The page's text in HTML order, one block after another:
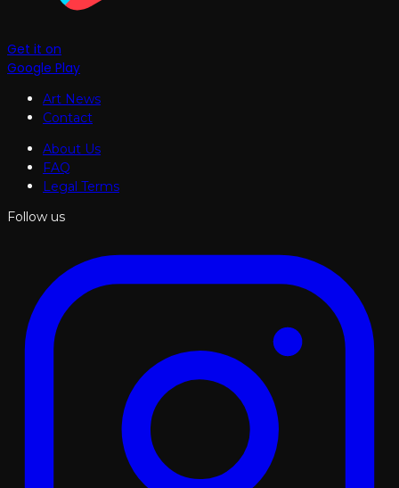
Get it on
Google Play
Art News
Contact
About Us
FAQ
Legal Terms
Follow us